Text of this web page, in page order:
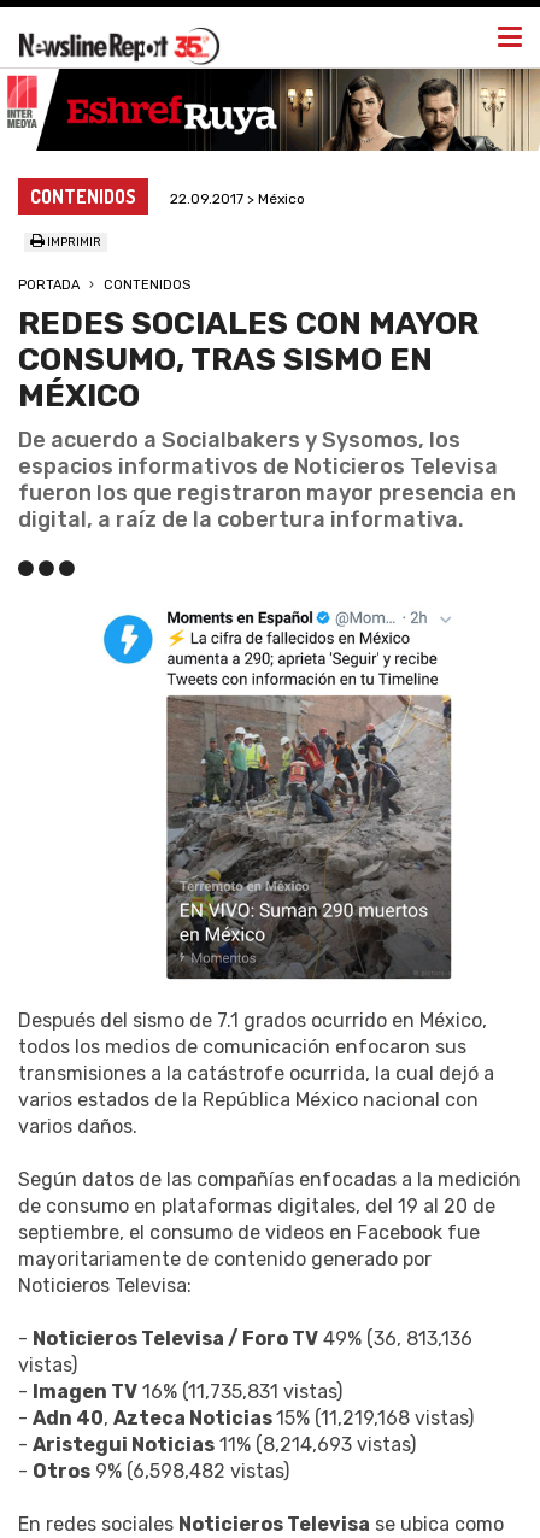
CONTENIDOS 22.09.2017 > México
IMPRIMIR
PORTADA CONTENIDOS
REDES SOCIALES CON MAYOR
CONSUMO, TRAS SISMO EN
MÉXICO
De acuerdo a Socialbakers y Sysomos, los
espacios informativos de Noticieros Televisa
fueron los que registraron mayor presencia en
digital, a raíz de la cobertura informativa.
Después del sismo de 7.1 grados ocurrido en México,
todos los medios de comunicación enfocaron sus
transmisiones a la catástrofe ocurrida, la cual dejó a
varios estados de la República México nacional con
varios daños.
Según datos de las compañías enfocadas a la medición
de consumo en plataformas digitales, del 19 al 20 de
septiembre, el consumo de videos en Facebook fue
mayoritariamente de contenido generado por
Noticieros Televisa:
- Noticieros Televisa / Foro TV 49% (36, 813,136
vistas)
- Imagen TV 16% (11,735,831 vistas)
- Adn 40, Azteca Noticias15% (11,219,168 vistas)
- Aristegui Noticias 11% (8,214,693 vistas)
- Otros 9% (6,598,482 vistas)
En redes sociales Noticieros Televisa se ubica como